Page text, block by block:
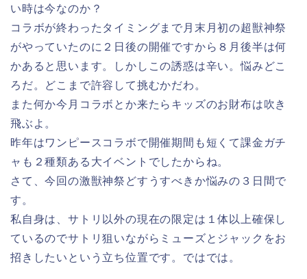
い時は今なのか？
コラボが終わったタイミングまで月末月初の超獣神祭
がやっていたのに２日後の開催ですから８月後半は何
かあると思います。しかしこの誘惑は辛い。悩みどこ
ろだ。どこまで許容して挑むかだわ。
また何か今月コラボとか来たらキッズのお財布は吹き
飛ぶよ。
昨年はワンピースコラボで開催期間も短くて課金ガチ
ャも２種類ある大イベントでしたからね。
さて、今回の激獣神祭どすうすべきか悩みの３日間で
す。
私自身は、サトリ以外の現在の限定は１体以上確保し
ているのでサトリ狙いながらミューズとジャックをお
招きしたいという立ち位置です。ではでは。